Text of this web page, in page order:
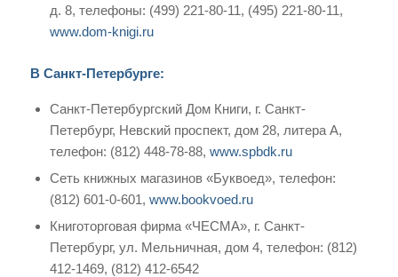
д. 8, телефоны: (499) 221-80-11, (495) 221-80-11,
www.dom-knigi.ru
В Санкт-Петербурге:
Санкт-Петербургский Дом Книги, г. Санкт-
Петербург, Невский проспект, дом 28, литера А,
телефон: (812) 448-78-88, www.spbdk.ru
Сеть книжных магазинов «Буквоед», телефон:
(812) 601-0-601, www.bookvoed.ru
Книготорговая фирма «ЧЕСМА», г. Санкт-
Петербург, ул. Мельничная, дом 4, телефон: (812)
412-1469, (812) 412-6542